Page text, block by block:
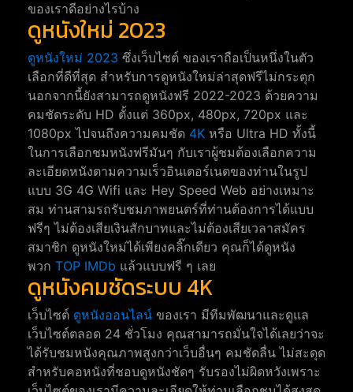
ของเราดีอย่างไรบ้าง
ดูหนังใหม่ 2023
ดูหนังใหม่ 2023 ซึ่งเว็บไซต์ ของเราถือเป็นหนึ่งในตัว
เลือกที่ดีที่สุด สำหรับการดูหนังใหม่ล่าสุดฟรีไม่กระตุก
นอกจากนี้ยังสามารถดูหนังฟรี 2022-2023 ด้วยความ
คมชัดระดับ HD ตั้งแต่ 360px, 480px, 720px และ
1080px ไปจนถึงความคมชัด 4K หรือ Ultra HD ทั้งนี้
ในการเลือกชมหนังฟรีมันๆ กับเราผู้ชมต้องเลือกความ
ละเอียดหนังตามความเร็วอินเตอร์เนตของท่านในรูป
แบบ 3G 4G Wifi และ Hey Speed Web อย่างเหมาะ
สม ท่านสามรถรับชมภาพยนตร์ที่ท่านต้องการได้แบบ
ฟรีๆ ไม่ต้องเสียเงินสักบาทและไม่ต้องเสียเวลาสมัคร
สมาชิก ดูหนังใหม่ได้เพียงคลิ๊กเดียว คุณก็ได้ดูหนัง
พวก TOP IMDb แล้วแบบฟรี ๆ เลย
ดูหนังคมชัดระบบ 4K
เว็บไซต์ ดูหนังออนไลน์ ของเรา มีทีมพัฒนาและดูแล
เว็บไซต์ตลอด 24 ชั่วโมง คุณสามารถมั่นใจได้เลยว่าจะ
ได้รับชมหนังคุณภาพสูงกว่าเว็บอื่นๆ คมชัดลื่น ไม่สะดุด
สำหรับคอหนังที่ชอบดูหนังชัดๆ รับรองไม่ผิดหวังเพราะ